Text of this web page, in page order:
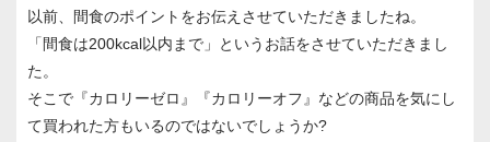
以前、間食のポイントをお伝えさせていただきましたね。
「間食は200kcal以内まで」というお話をさせていただきまし
た。
そこで『カロリーゼロ』『カロリーオフ』などの商品を気にし
て買われた方もいるのではないでしょうか?